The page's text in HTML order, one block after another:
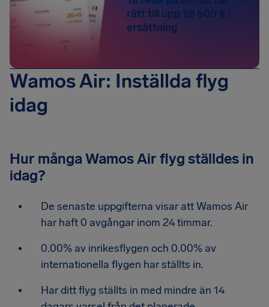
rätt till upp till 600 € i
ersättning
Wamos Air: Inställda flyg
idag
Hur många Wamos Air flyg ställdes in
idag?
De senaste uppgifterna visar att Wamos Air
har haft 0 avgångar inom 24 timmar.
0.00% av inrikesflygen och 0.00% av
internationella flygen har ställts in.
Har ditt flyg ställts in med mindre än 14